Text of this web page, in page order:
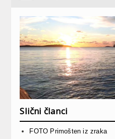
Slični članci
FOTO Primošten iz zraka